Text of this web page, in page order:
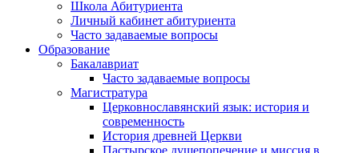
Школа Абитуриента
Личный кабинет абитуриента
Часто задаваемые вопросы
Образование
Бакалавриат
Часто задаваемые вопросы
Магистратура
Церковнославянский язык: история и
современность
История древней Церкви
Пастырское душепопечение и миссия в